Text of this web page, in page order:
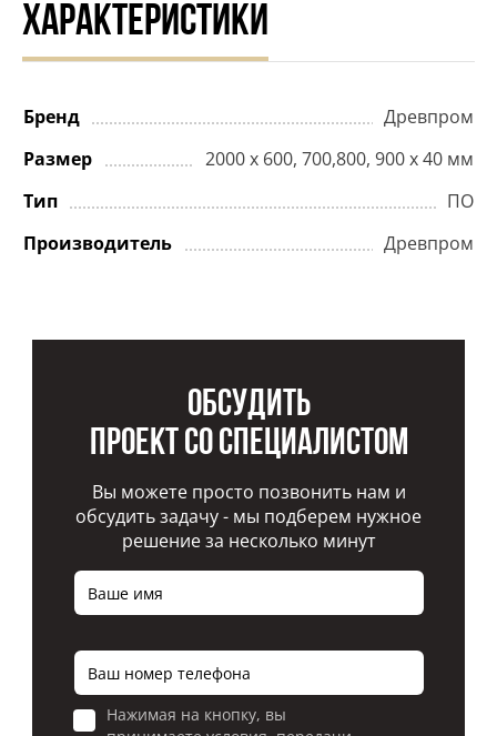
ХАРАКТЕРИСТИКИ
Бренд
Древпром
Размер
2000 х 600, 700,800, 900 х 40 мм
Тип
ПО
Производитель
Древпром
Обсудить
проект со специалистом
Вы можете просто позвонить нам и
обсудить задачу - мы подберем нужное
решение за несколько минут
Нажимая на кнопку, вы